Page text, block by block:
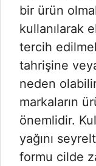
bir ürün
kullanılarak
tercih
tahrişine
neden
markaların
önemlidir.
yağını
formu cilde